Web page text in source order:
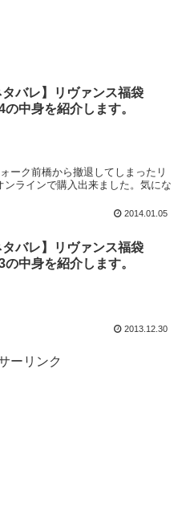
タバレ】リヴァンス福袋
の中身を紹介します。
ラインで購入出来ました。気にな
2014.01.05
タバレ】リヴァンス福袋
の中身を紹介します。
2013.12.30
ーリンク